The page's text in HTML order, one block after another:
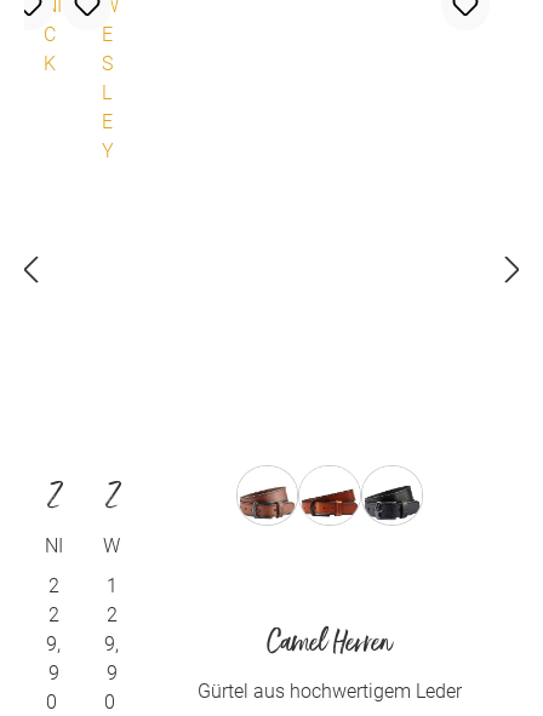
Z
ui
ta
b
le
NI
C
K
2
2
9,
9
0
Z
ui
ta
b
le
W
E
S
L
E
Y
1
2
9,
9
0
auswählen
Camel Herren
Gürtel aus hochwertigem Leder